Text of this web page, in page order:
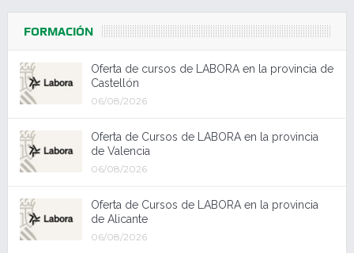
FORMACIÓN
Oferta de cursos de LABORA en la provincia de
Castellón
06/08/2026
Oferta de Cursos de LABORA en la provincia
de Valencia
06/08/2026
Oferta de Cursos de LABORA en la provincia
de Alicante
06/08/2026